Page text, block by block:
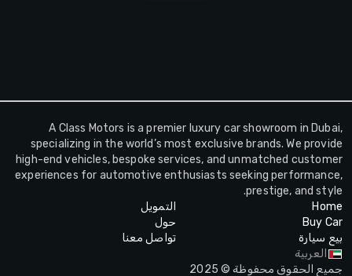
A Class Motors is a premier luxury car showroom in Dubai,
specializing in the world’s most exclusive brands. We provide
high-end vehicles, bespoke services, and unmatched customer
experiences for automotive enthusiasts seeking performance,
prestige, and style.
Home
Buy Car
بيع سيارة
التمويل
حول
تواصل معنا
العربية
جميع الحقوق محفوظة © 2025